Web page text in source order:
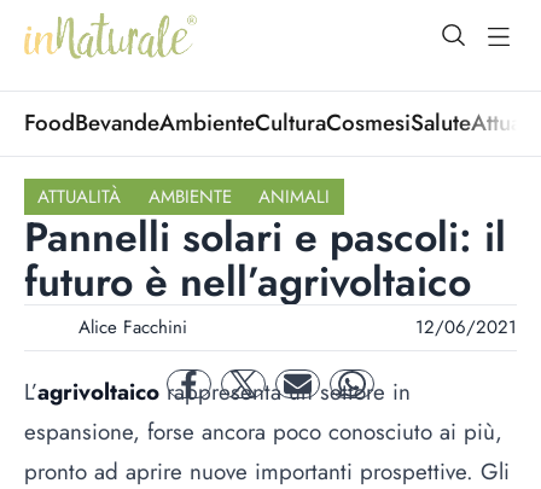
open
FoodBevandeAmbienteCulturaCosmesiSalute
ATTUALITÀ AMBIENTE ANIMALI
Pannelli solari e pascoli: il
futuro è nell’agrivoltaico
Alice Facchini 12/06/2021
facebooktwitter mail whatsapp
L’agrivoltaico rappresenta un settore in
espansione, forse ancora poco conosciuto ai più,
pronto ad aprire nuove importanti prospettive. Gli